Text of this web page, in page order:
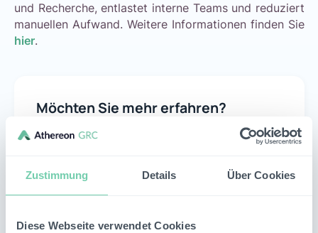
Zustimmung Details Über Cookies
Diese Webseite verwendet Cookies
und Recherche, entlastet interne Teams und reduziert
manuellen Aufwand. Weitere Informationen finden Sie
hier.
Möchten Sie mehr erfahren?
Vereinbaren Sie einen unverbindlichen Demo-
Termin mit unserem Team, um gemeinsam Ihren
Termin vereinbaren